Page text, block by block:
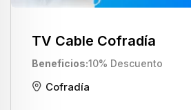
TV Cable Cofradía
Beneficios 10% Descuento
Cofradía